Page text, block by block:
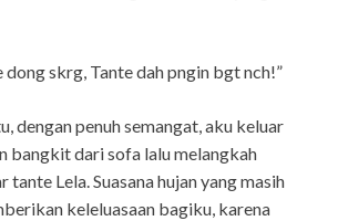
dong skrg, Tante dah pngin bgt nch!”
dengan penuh semangat, aku keluar
bangkit dari sofa lalu melangkah
tante Lela. Suasana hujan yang masih
keleluasaan bagiku, karena